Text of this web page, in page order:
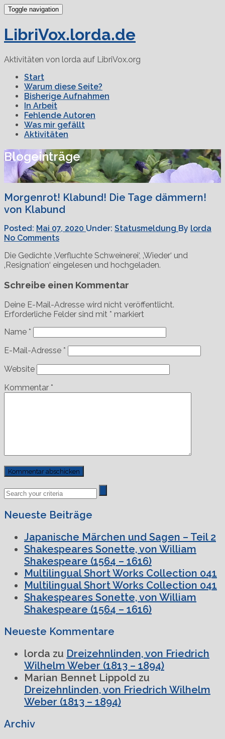
Toggle navigation
LibriVox.lorda.de
Aktivitäten von lorda auf LibriVox.org
Start
Warum diese Seite?
Bisherige Aufnahmen
In Arbeit
Fehlende Autoren
Was mir gefällt
Aktivitäten
Blogeinträge
Morgenrot! Klabund! Die Tage dämmern!
von Klabund
Posted: Mai 07, 2020 Under: Statusmeldung By lorda
No Comments
Die Gedichte ‚Verfluchte Schweinerei‘, ‚Wieder‘ und
‚Resignation‘ eingelesen und hochgeladen.
Schreibe einen Kommentar
Deine E-Mail-Adresse wird nicht veröffentlicht.
Erforderliche Felder sind mit * markiert
Name *
E-Mail-Adresse *
Website
Kommentar *
Previous
Post
Next
Post
Neueste Beiträge
Japanische Märchen und Sagen – Teil 2
Shakespeares Sonette, von William
Shakespeare (1564 – 1616)
Multilingual Short Works Collection 041
Multilingual Short Works Collection 041
Shakespeares Sonette, von William
Shakespeare (1564 – 1616)
Neueste Kommentare
lorda zu Dreizehnlinden, von Friedrich
Wilhelm Weber (1813 – 1894)
Marian Bennet Lippold zu
Dreizehnlinden, von Friedrich Wilhelm
Weber (1813 – 1894)
Archiv